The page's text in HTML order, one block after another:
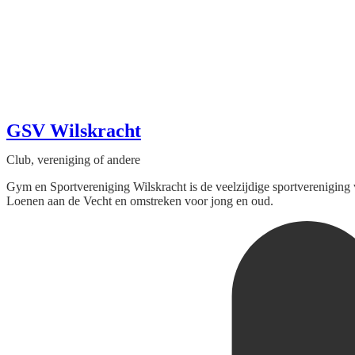
GSV Wilskracht
Club, vereniging of andere
Gym en Sportvereniging Wilskracht is de veelzijdige sportvereniging
Loenen aan de Vecht en omstreken voor jong en oud.